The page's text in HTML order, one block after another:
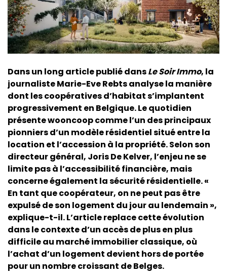
Dans un long article publié dansLe Soir Immo, la
journaliste Marie-Eve Rebts analyse la manière
dont les coopératives d’habitat s’implantent
progressivement en Belgique. Le quotidien
présente wooncoop comme l’un des principaux
pionniers d’un modèle résidentiel situé entre la
location et l’accession à la propriété. Selon son
directeur général, Joris De Kelver, l’enjeu ne se
limite pas à l’accessibilité financière, mais
concerne également la sécurité résidentielle. «
En tant que coopérateur, on ne peut pas être
expulsé de son logement du jour au lendemain »,
explique-t-il. L’article replace cette évolution
dans le contexte d’un accès de plus en plus
difficile au marché immobilier classique, où
l’achat d’un logement devient hors de portée
pour un nombre croissant de Belges.